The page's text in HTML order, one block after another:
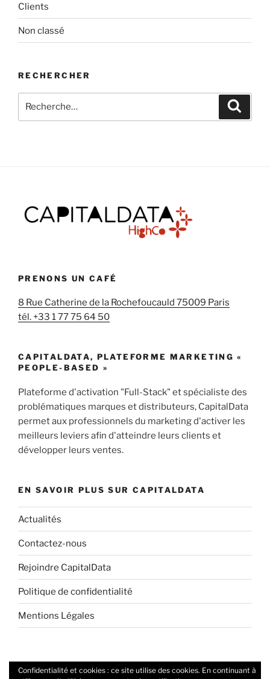
Clients
Non classé
RECHERCHER
pour
PRENONS UN CAFÉ
8 Rue Catherine de la Rochefoucauld 75009 Paris
tél. +33 1 77 75 64 50
CAPITALDATA, PLATEFORME MARKETING «
PEOPLE-BASED »
Plateforme d'activation "Full-Stack" et spécialiste des
problématiques marques et distributeurs, CapitalData
permet aux professionnels du marketing d'activer les
meilleurs leviers afin d'atteindre leurs clients et
développer leurs ventes.
EN SAVOIR PLUS SUR CAPITALDATA
Actualités
Contactez-nous
Rejoindre CapitalData
Politique de confidentialité
Mentions Légales
Confidentialité et cookies : ce site utilise des cookies. En continuant à